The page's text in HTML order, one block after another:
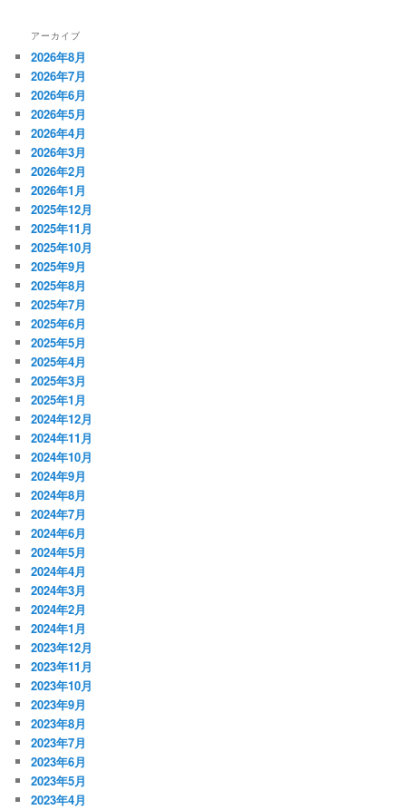
アーカイブ
2026年8月
2026年7月
2026年6月
2026年5月
2026年4月
2026年3月
2026年2月
2026年1月
2025年12月
2025年11月
2025年10月
2025年9月
2025年8月
2025年7月
2025年6月
2025年5月
2025年4月
2025年3月
2025年1月
2024年12月
2024年11月
2024年10月
2024年9月
2024年8月
2024年7月
2024年6月
2024年5月
2024年4月
2024年3月
2024年2月
2024年1月
2023年12月
2023年11月
2023年10月
2023年9月
2023年8月
2023年7月
2023年6月
2023年5月
2023年4月